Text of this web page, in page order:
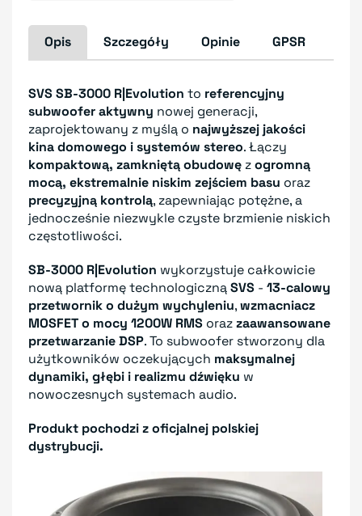
Opis Szczegóły Opinie GPSR
SVS SB-3000 R|Evolution to referencyjny
subwoofer aktywny nowej generacji,
zaprojektowany z myślą o najwyższej jakości
kina domowego i systemów stereo. Łączy
kompaktową, zamkniętą obudowę zogromną
mocą, ekstremalnie niskim zejściem basu oraz
precyzyjną kontrolą, zapewniając potężne, a
jednocześnie niezwykle czyste brzmienie niskich
częstotliwości.
SB-3000 R|Evolution wykorzystuje całkowicie
nową platformę technologicznąSVS - 13-calowy
przetwornik o dużym wychyleniu,wzmacniacz
MOSFET o mocy 1200W RMS orazzaawansowane
przetwarzanie DSP. To subwoofer stworzony dla
użytkowników oczekujących maksymalnej
dynamiki, głębi i realizmu dźwięku w
nowoczesnych systemach audio.
Produkt pochodzi z oficjalnej polskiej
dystrybucji.